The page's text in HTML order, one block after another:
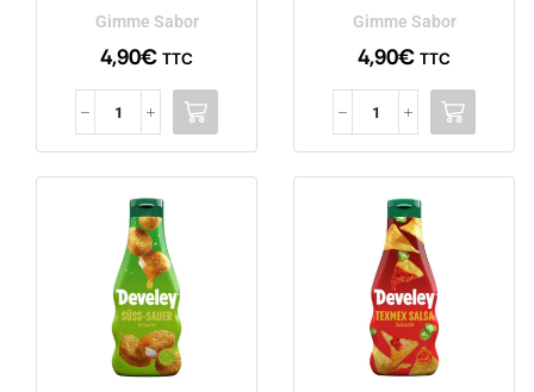
Gimme Sabor
4,90€ TTC
Gimme Sabor
4,90€ TTC